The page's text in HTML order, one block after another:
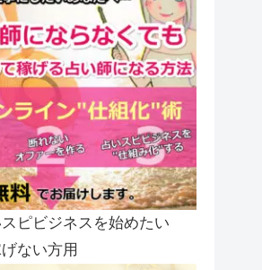
ピビジネスを始めたい
ない方用